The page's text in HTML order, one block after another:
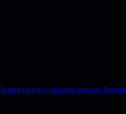
о защите данных.